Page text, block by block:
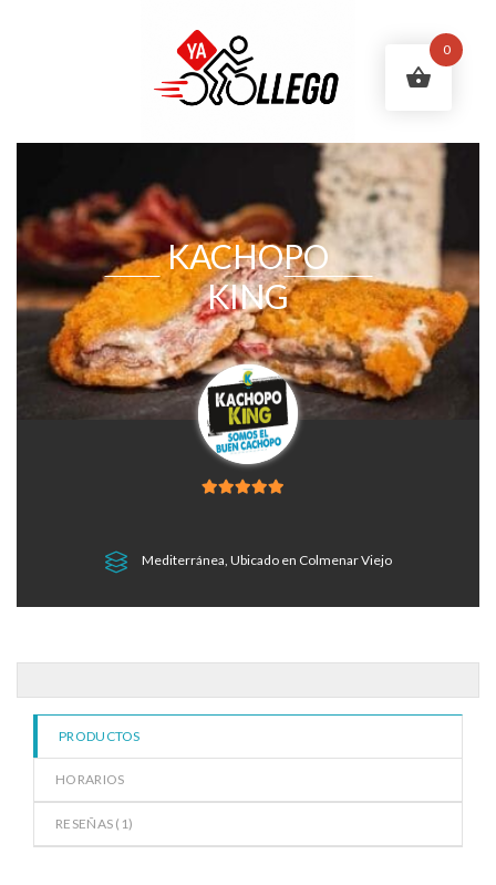
KACHOPO
KING
Mediterránea, Ubicado en Colmenar Viejo
PRODUCTOS
HORARIOS
RESEÑAS ( 1)
0